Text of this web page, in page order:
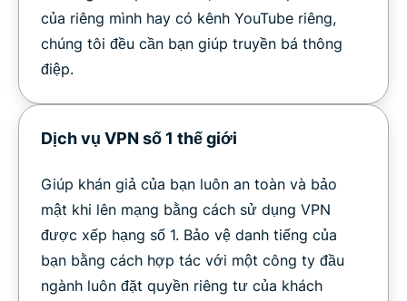
của riêng mình hay có kênh YouTube riêng,
chúng tôi đều cần bạn giúp truyền bá thông
điệp.
Dịch vụ VPN số 1 thế giới
Giúp khán giả của bạn luôn an toàn và bảo
mật khi lên mạng bằng cách sử dụng VPN
được xếp hạng số 1. Bảo vệ danh tiếng của
bạn bằng cách hợp tác với một công ty đầu
ngành luôn đặt quyền riêng tư của khách